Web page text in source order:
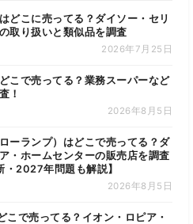
どこに売ってる？ダイソー・セリ
取り扱いと類似品を調査
2026年7月25日
こで売ってる？業務スーパーなど
！
2026年8月5日
ーランプ）はどこで売ってる？ダ
・ホームセンターの販売店を調査
・2027年問題も解説】
2026年8月5日
こで売ってる？イオン・ロピア・